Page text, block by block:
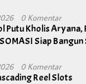
0 Komentar
Putu Kholis
Siap
0 Komentar
Reel Slots